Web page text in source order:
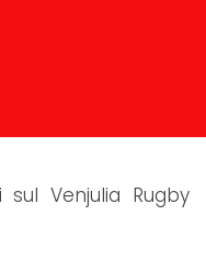
Venjulia Rugby